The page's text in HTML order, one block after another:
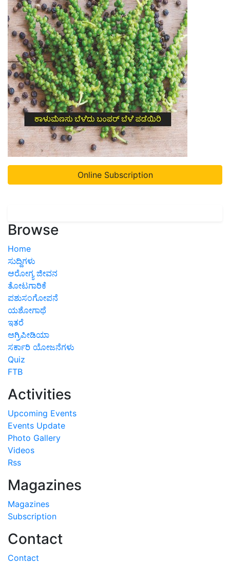
Online Subscription
Browse
Home
ಸುದ್ದಿಗಳು
ಆರೋಗ್ಯ ಜೀವನ
ತೋಟಗಾರಿಕೆ
ಪಶುಸಂಗೋಪನೆ
ಯಶೋಗಾಥೆ
ಇತರೆ
ಅಗ್ರಿಪೀಡಿಯಾ
ಸರ್ಕಾರಿ ಯೋಜನೆಗಳು
Quiz
FTB
Activities
Upcoming Events
Events Update
Photo Gallery
Videos
Rss
Magazines
Magazines
Subscription
Contact
Contact